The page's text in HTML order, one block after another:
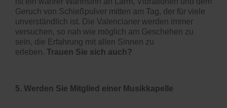
Geruch von Schießpulver mitten am Tag, der für viele
unverständlich ist. Die Valencianer werden immer
versuchen, so nah wie möglich am Geschehen zu
sein, die Erfahrung mit allen Sinnen zu
erleben. Trauen Sie sich auch?
5. Werden Sie Mitglied einer Musikkapelle